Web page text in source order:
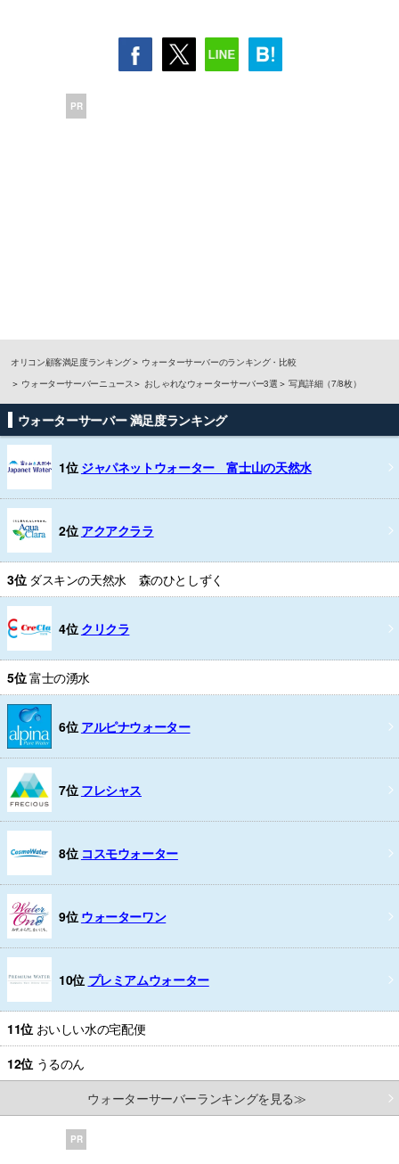
PR
オリコン顧客満足度ランキング
ウォーターサーバーのランキング・比較
ウォーターサーバーニュース
おしゃれなウォーターサーバー3選 写真詳細（7/8枚）
ウォーターサーバー 満足度ランキング
1位 ジャパネットウォーター 富士山の天然水
2位 アクアクララ
3位 ダスキンの天然水 森のひとしずく
4位 クリクラ
5位富士の湧水
6位 アルピナウォーター
7位 フレシャス
8位 コスモウォーター
9位 ウォーターワン
10位 プレミアムウォーター
11位 おいしい水の宅配便
12位 うるのん
ウォーターサーバーランキングを見る≫
PR